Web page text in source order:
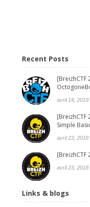
Recent Posts
[BreizhCTF
avril 14, 2019
[BreizhCTF
Simple
avril 23, 2018
[BreizhCTF
avril 23, 2018
Links & blogs